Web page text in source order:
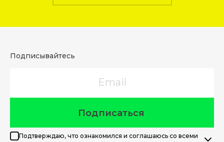
Подписывайтесь
Подписаться
Подтверждаю, что ознакомился и соглашаюсь со всеми